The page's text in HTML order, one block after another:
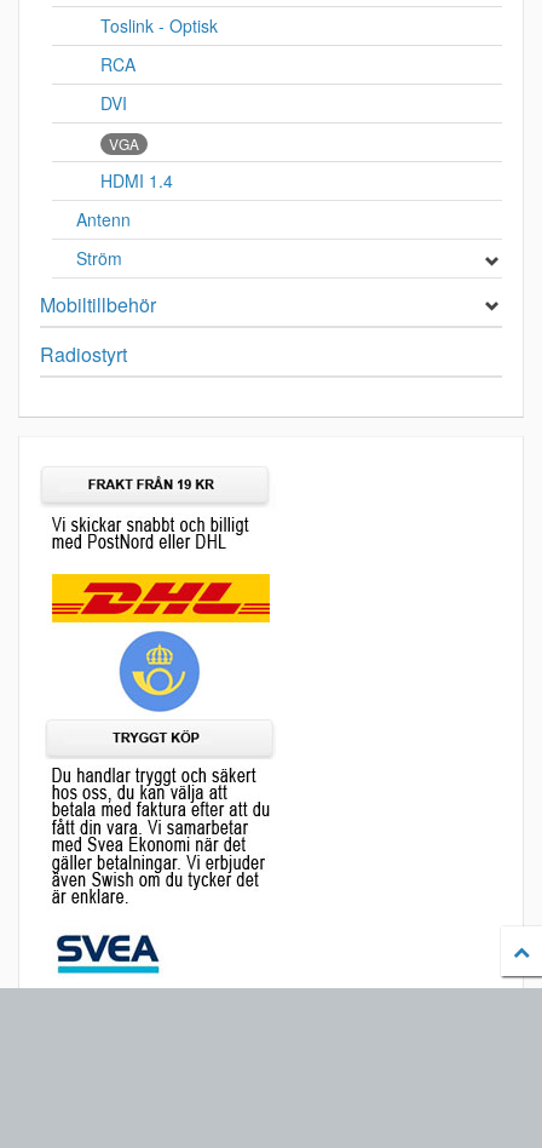
Toslink - Optisk
RCA
DVI
VGA
HDMI 1.4
Antenn
Ström
Mobiltillbehör
Radiostyrt